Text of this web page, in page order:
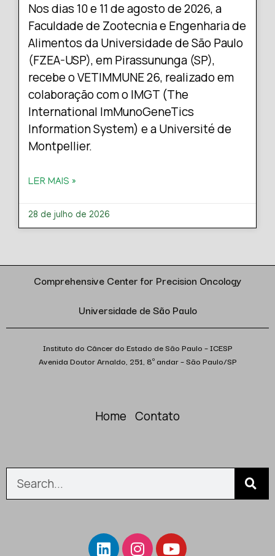
Nos dias 10 e 11 de agosto de 2026, a
Faculdade de Zootecnia e Engenharia de
Alimentos da Universidade de São Paulo
(FZEA-USP), em Pirassununga (SP),
recebe o VETIMMUNE 26, realizado em
colaboração com o IMGT (The
International ImMunoGeneTics
Information System) e a Université de
Montpellier.
LER MAIS »
28 de julho de 2026
Comprehensive Center for Precision Oncology
Universidade de São Paulo
Instituto do Câncer do Estado de São Paulo – ICESP
Avenida Doutor Arnaldo, 251, 8º andar – São Paulo/SP
Home Contato